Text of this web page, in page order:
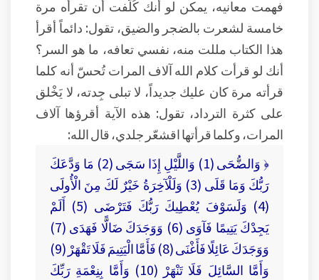
فهمت معانيه، يمكن لو أنك كُلّفت أن تقرأه مرة
خامسة لشعرت بالضجر والضيق، تقول: دائماً أقرأ
هذا الكتاب مللت منه، نفسي تعافه، ما هو السر؟
أنك لو قرأت كلام الله آلاف المرات تُحسّ أنه كلما
قرأته مرة كان عليك جديداً، لا تبلى جِدته، لا يَخْلق
على كثرة الترداد، تقول: هذه الآية أقرؤها آلاف
المرات، وكلما قرأتها اقشعّر جلدي، قال الله:
﴿ وَالضُّحَى (1) وَاللَّيْلِ إِذَا سَجَى (2) مَا وَدَّعَكَ
رَبُّكَ وَمَا قَلَى (3) وَلَلْآخِرَةُ خَيْرٌ لَكَ مِنَ الْأُولَى
(4) وَلَسَوْفَ يُعْطِيكَ رَبُّكَ فَتَرْضَى (5) أَلَمْ
يَجِدْكَ يَتِيمًا فَآوَى (6) وَوَجَدَكَ ضَالًّا فَهَدَى (7)
وَوَجَدَكَ عَائِلًا فَأَغْنَى (8) فَأَمَّا الْيَتِيمَ فَلَا تَقْهَرْ (9)
وَأَمَّا السَّائِلَ فَلَا تَنْهَرْ (10) وَأَمَّا بِنِعْمَةِ رَبِّكَ